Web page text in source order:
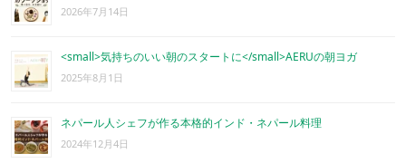
2026年7月14日
<small>気持ちのいい朝のスタートに</small>AERUの朝ヨガ
2025年8月1日
ネパール人シェフが作る本格的インド・ネパール料理
2024年12月4日